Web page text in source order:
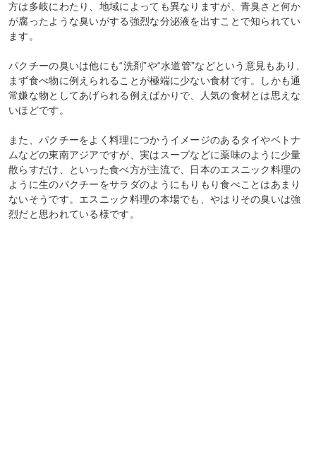
方は多岐にわたり、地域によっても異なりますが、青臭さと何か
が腐ったような臭いがする強烈な分泌液を出すことで知られてい
ます。
パクチーの臭いは他にも“洗剤”や“水道管”などという意見もあり、
まず食べ物に例えられることが極端に少ない食材です。しかも通
常嫌な物としてあげられる例えばかりで、人気の食材とは思えな
いほどです。
また、パクチーをよく料理につかうイメージのあるタイやベトナ
ムなどの東南アジアですが、実はスープなどに薬味のように少量
散らすだけ、といった食べ方が主流で、日本のエスニック料理の
ように生のパクチーをサラダのようにもりもり食べことはあまり
ないそうです。エスニック料理の本場でも、やはりその臭いは強
烈だと思われている様です。